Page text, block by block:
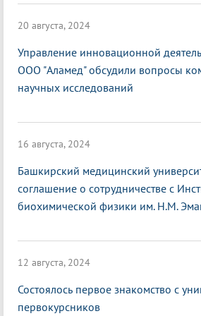
20 августа, 2024
Управление инновационной
ООО "Аламед" обсудили вопросы
научных исследований
16 августа, 2024
Башкирский медицинский
соглашение о сотрудничестве с
биохимической физики им. Н.М.
12 августа, 2024
Состоялось первое знакомство с
первокурсников